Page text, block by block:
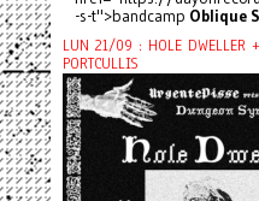
-s-t">bandcamp Oblique
LUN 21/09 : HOLE DWELLER
PORTCULLIS